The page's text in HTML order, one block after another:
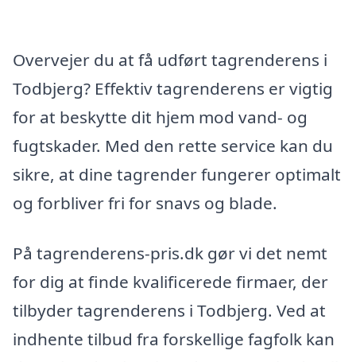
Overvejer du at få udført tagrenderens i
Todbjerg? Effektiv tagrenderens er vigtig
for at beskytte dit hjem mod vand- og
fugtskader. Med den rette service kan du
sikre, at dine tagrender fungerer optimalt
og forbliver fri for snavs og blade.
På tagrenderens-pris.dk gør vi det nemt
for dig at finde kvalificerede firmaer, der
tilbyder tagrenderens i Todbjerg. Ved at
indhente tilbud fra forskellige fagfolk kan